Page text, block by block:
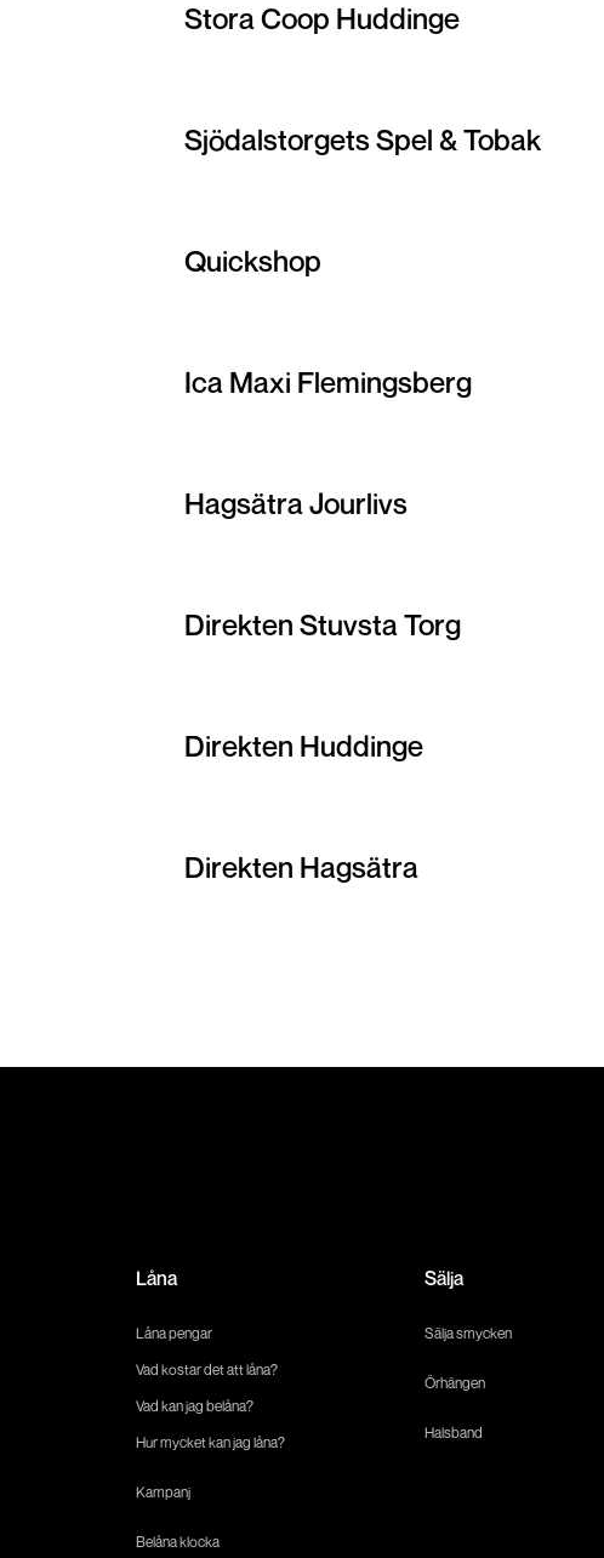
Stora Coop Huddinge
Sjödalstorgets Spel & Tobak
Quickshop
Ica Maxi Flemingsberg
Hagsätra Jourlivs
Direkten Stuvsta Torg
Direkten Huddinge
Direkten Hagsätra
Låna
Låna pengar
Vad kostar det att låna?
Vad kan jag belåna?
Hur mycket kan jag låna?
Kampanj
Belåna klocka
Sälja
Sälja smycken
Örhängen
Halsband